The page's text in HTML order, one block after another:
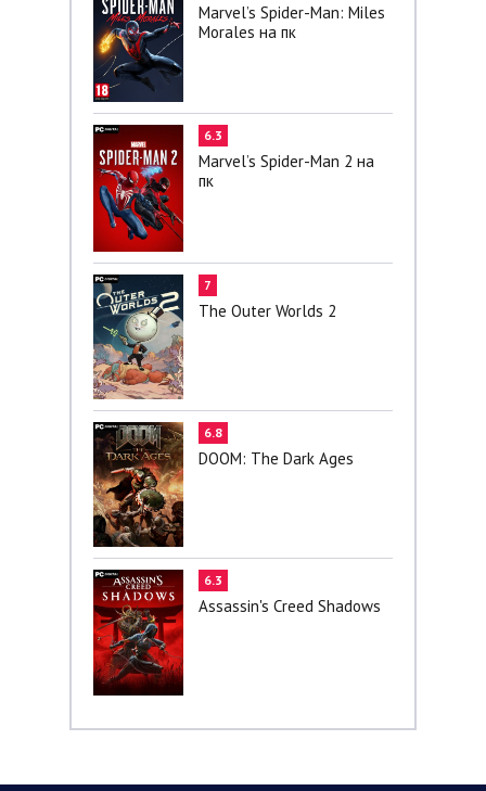
Marvel’s Spider-Man: Miles
Morales на пк
6.3
Marvel’s Spider-Man 2 на
пк
7
The Outer Worlds 2
6.8
DOOM: The Dark Ages
6.3
Assassin's Creed Shadows